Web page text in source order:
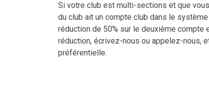
Si votre club est multi-sections et que
du club ait un compte club dans le
réduction de 50% sur le deuxième compte
réduction, écrivez-nous ou appelez-nous,
préférentielle.